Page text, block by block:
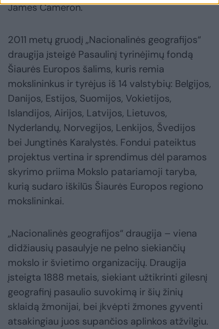
James Cameron.
2011 metų gruodį „Nacionalinės geografijos“
draugija įsteigė Pasaulinį tyrinėjimų fondą
Šiaurės Europos šalims, kuris remia
mokslininkus ir tyrėjus iš 14 valstybių: Belgijos,
Danijos, Estijos, Suomijos, Vokietijos,
Islandijos, Airijos, Latvijos, Lietuvos,
Nyderlandų, Norvegijos, Lenkijos, Švedijos
bei Jungtinės Karalystės. Fondui pateiktus
projektus vertina ir sprendimus dėl paramos
skyrimo priima Mokslo patariamoji taryba,
kurią sudaro iškilūs Šiaurės Europos regiono
mokslininkai.
„Nacionalinės geografijos“ draugija – viena
didžiausių pasaulyje ne pelno siekiančių
mokslo ir švietimo organizacijų. Draugija
įsteigta 1888 metais, siekiant užtikrinti gilesnį
geografinį pasaulio suvokimą ir šių žinių
sklaidą žmonijai, bei įkvėpti žmones gyventi
atsakingiau juos supančios aplinkos atžvilgiu.